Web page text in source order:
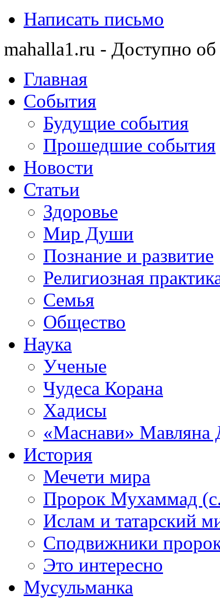
Написать письмо
mahalla1.ru - Доступно об
Главная
События
Будущие события
Прошедшие события
Новости
Статьи
Здоровье
Мир Души
Познание и развитие
Религиозная
Семья
Общество
Наука
Ученые
Чудеса Корана
Хадисы
«Маснави» Мавляна
История
Мечети мира
Пророк Мухаммад
Ислам и татарский
Сподвижники
Это интересно
Мусульманка